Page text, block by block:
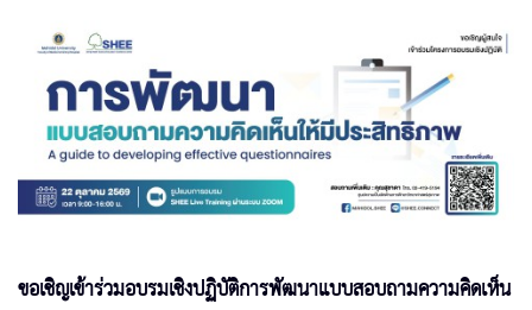
ขอเชิญเข้าร่วมอบรมเชิงปฏิบัติการพัฒนาแบบสอบถามความคิดเห็น